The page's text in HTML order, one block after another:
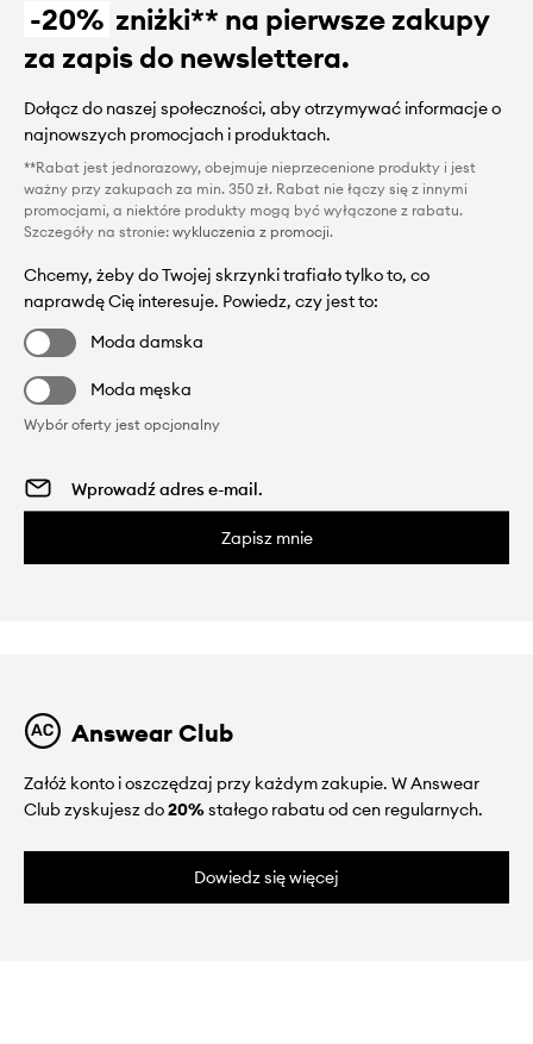
-20% zniżki** na pierwsze zakupy
za zapis do newslettera.
Dołącz do naszej społeczności, aby otrzymywać informacje o
najnowszych promocjach i produktach.
**Rabat jest jednorazowy, obejmuje nieprzecenione produkty i jest
ważny przy zakupach za min. 350 zł. Rabat nie łączy się z innymi
promocjami, a niektóre produkty mogą być wyłączone z rabatu.
Szczegóły na stronie: wykluczenia z promocji.
Chcemy, żeby do Twojej skrzynki trafiało tylko to, co
naprawdę Cię interesuje. Powiedz, czy jest to:
Moda damska
Moda męska
Wybór oferty jest opcjonalny
Zapisz mnie
Answear Club
Załóż konto i oszczędzaj przy każdym zakupie. W Answear
Club zyskujesz do20%stałego rabatu od cen regularnych.
Dowiedz się więcej